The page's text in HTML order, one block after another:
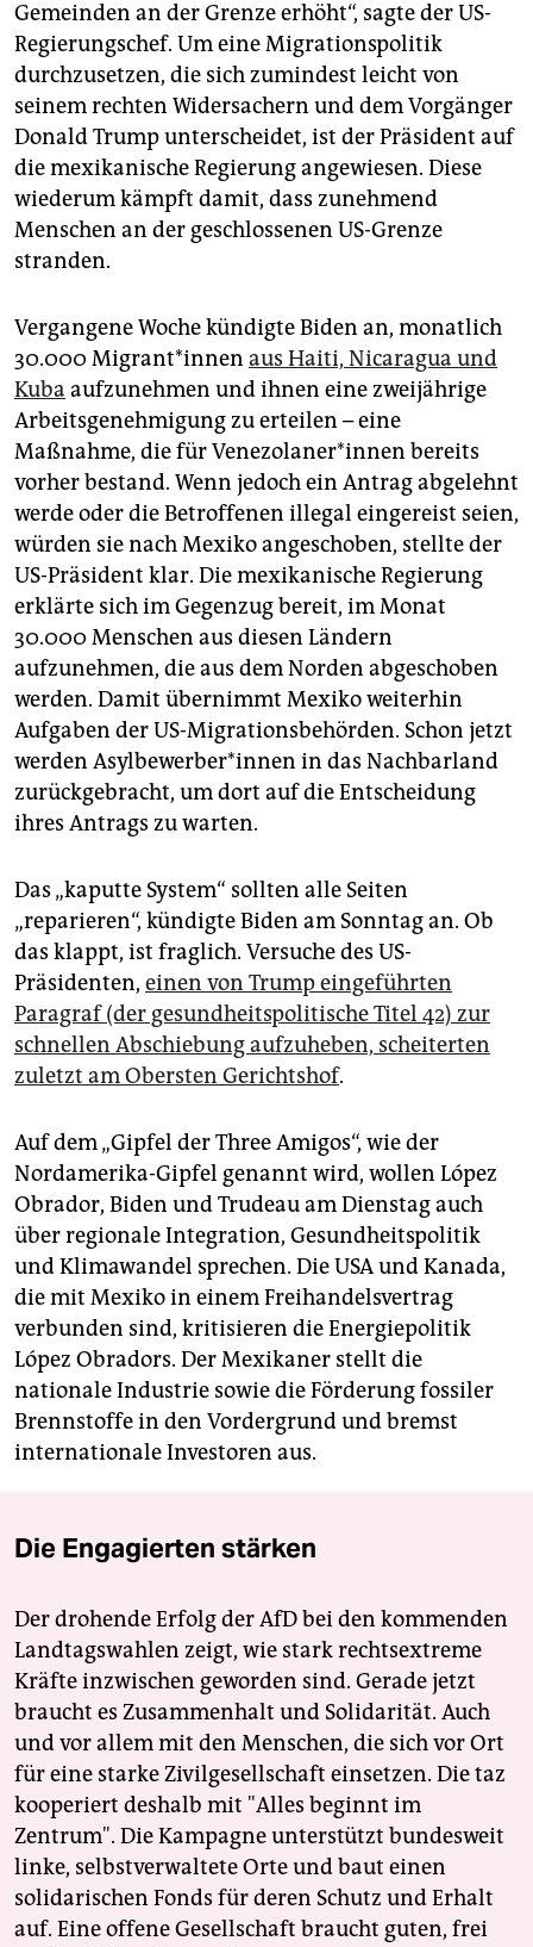
Gemeinden an der Grenze erhöht“, sagte der US-
Regierungschef. Um eine Migrationspolitik
durchzusetzen, die sich zumindest leicht von
seinem rechten Widersachern und dem Vorgänger
Donald Trump unterscheidet, ist der Präsident auf
die mexikanische Regierung angewiesen. Diese
wiederum kämpft damit, dass zunehmend
Menschen an der geschlossenen US-Grenze
stranden.
Vergangene Woche kündigte Biden an, monatlich
30.000 Mi­gran­t*in­nen aus Haiti, Nicaragua und
Kuba aufzunehmen und ihnen eine zweijährige
Arbeitsgenehmigung zu erteilen – eine
Maßnahme, die für Ve­ne­zo­la­ne­r*in­nen bereits
vorher bestand. Wenn jedoch ein Antrag abgelehnt
werde oder die Betroffenen illegal eingereist seien,
würden sie nach Mexiko angeschoben, stellte der
US-Präsident klar. Die mexikanische Regierung
erklärte sich im Gegenzug bereit, im Monat
30.000 Menschen aus diesen Ländern
aufzunehmen, die aus dem Norden abgeschoben
werden. Damit übernimmt Mexiko weiterhin
Aufgaben der US-Migrationsbehörden. Schon jetzt
werden Asyl­be­wer­be­r*in­nen in das Nachbarland
zurückgebracht, um dort auf die Entscheidung
ihres Antrags zu warten.
Das „kaputte System“ sollten alle Seiten
„reparieren“, kündigte Biden am Sonntag an. Ob
das klappt, ist fraglich. Versuche des US-
Präsidenten, einen von Trump eingeführten
Paragraf (der gesundheitspolitische Titel 42) zur
schnellen Abschiebung aufzuheben, scheiterten
zuletzt am Obersten Gerichtshof.
Auf dem „Gipfel der Three Amigos“, wie der
Nordamerika-Gipfel genannt wird, wollen López
Obrador, Biden und Trudeau am Dienstag auch
über regionale Integration, Gesundheitspolitik
und Klimawandel sprechen. Die USA und Kanada,
die mit Mexiko in einem Freihandelsvertrag
verbunden sind, kritisieren die Energiepolitik
López Obradors. Der Mexikaner stellt die
nationale Industrie sowie die Förderung fossiler
Brennstoffe in den Vordergrund und bremst
internationale Investoren aus.
Die Engagierten stärken
Der drohende Erfolg der AfD bei den kommenden
Landtagswahlen zeigt, wie stark rechtsextreme
Kräfte inzwischen geworden sind. Gerade jetzt
braucht es Zusammenhalt und Solidarität. Auch
und vor allem mit den Menschen, die sich vor Ort
für eine starke Zivilgesellschaft einsetzen. Die taz
kooperiert deshalb mit "Alles beginnt im
Zentrum". Die Kampagne unterstützt bundesweit
linke, selbstverwaltete Orte und baut einen
solidarischen Fonds für deren Schutz und Erhalt
auf. Eine offene Gesellschaft braucht guten, frei